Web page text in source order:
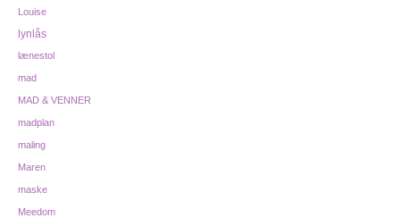
Louise
lynlås
lænestol
mad
MAD & VENNER
madplan
maling
Maren
maske
Meedom